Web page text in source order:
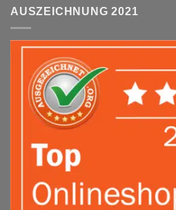
AUSZEICHNUNG 2021